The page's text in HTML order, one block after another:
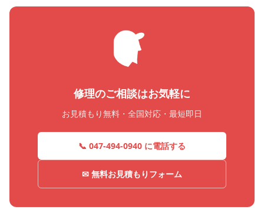
修理のご相談はお気軽に
お見積もり無料・全国対応・最短即日
📞 047-494-0940 に電話する
✉ 無料お見積もりフォーム